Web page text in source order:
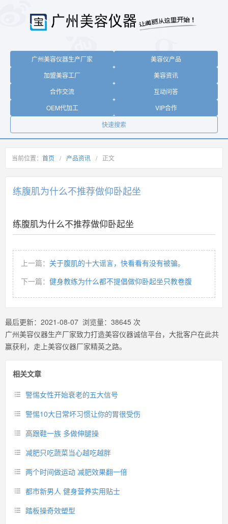
广州美容仪器生产厂家
美容仪产品
加盟美容工厂
美容资讯
合作交流
互动问答
OEM代加工
VIP合作
快速搜索
当前位置： 首页 / 产品资讯 / 正文
练腹肌为什么不推荐做仰卧起坐
练腹肌为什么不推荐做仰卧起坐
上一篇： 关于腹肌的十大谣言，快看看有没有被骗。
下一篇： 健身教练为什么都不提倡做仰卧起坐只教卷腹
最后更新： 2021-08-07 浏览量： 38645 次
广州美容仪器生产厂家致力打造美容仪器诚信平台，大批客户在此共
赢获利，走上美容仪器厂家精英之路。
相关文章
警惕女性开始衰老的五大信号
警惕10大日常坏习惯让你的胃很受伤
高跟鞋一族 多做伸腿操
减肥只吃蔬菜当心越吃越胖
两个时间做运动 减肥效果翻一倍
都市新男人 健身营养实用贴士
踏板操奇效塑型